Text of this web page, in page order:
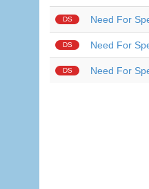
DS Need For
DS Need For
DS Need For